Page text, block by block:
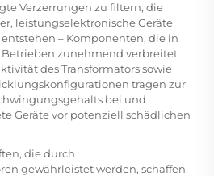
Verzerrungen zu filtern, die
leistungselektronische Geräte
– Komponenten, die in
zunehmend verbreitet
des Transformators sowie
tragen zur
bei und
Geräte vor potenziell schädlichen
die durch
gewährleistet werden, schaffen